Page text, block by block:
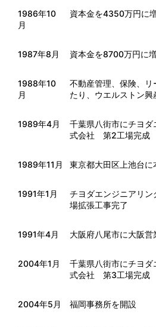
1986年10
月
資本金を4350万円に
1987年8月 資本金を8700万円に
1988年10
月
不動産管理、保険、リ
たり、ウエルストン
1989年4月
千葉県八街市にチヨ
式会社 第2工場完成
1989年11月 東京都大田区上池台に
1991年1月
チヨダエンジニアリ
場拡張工事完了
1991年4月 大阪府八尾市に大阪営
2004年1月
千葉県八街市にチヨ
式会社 第3工場完成
2004年5月 福岡事務所を開設